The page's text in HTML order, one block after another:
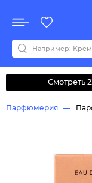
Все бренды
0-9ABCDEFGHIJKL
Смотреть
Парфюмерия